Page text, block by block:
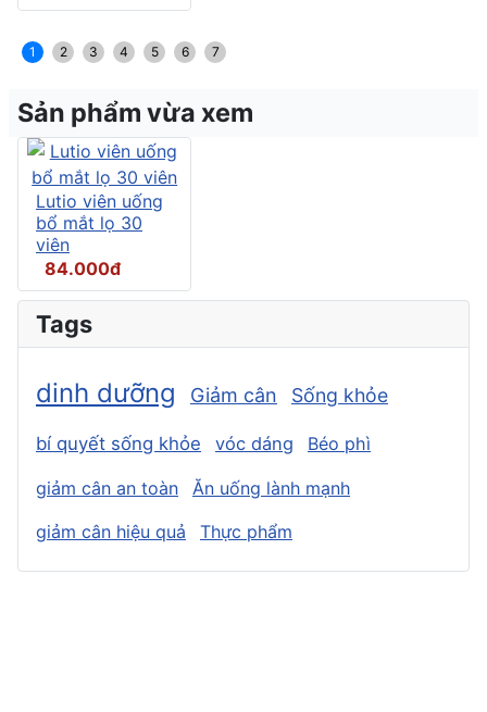
1 2 3 4 5 6 7
Sản phẩm vừa xem
Lutio viên uống
bổ mắt lọ 30
viên
84.000đ
Tags
dinh dưỡng Giảm cân Sống khỏe
bí quyết sống khỏe vóc dáng Béo phì
giảm cân an toàn
Ăn uống lành mạnh
giảm cân hiệu quả
Thực phẩm